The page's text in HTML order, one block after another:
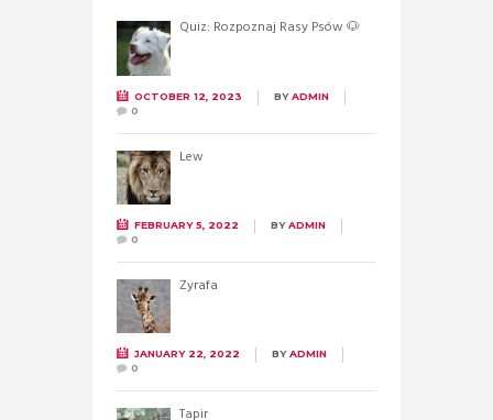
Quiz: Rozpoznaj Rasy Psów 🐶
OCTOBER 12, 2023 BYADMIN
0
Lew
FEBRUARY 5, 2022 BYADMIN
0
Żyrafa
JANUARY 22, 2022 BYADMIN
0
Tapir